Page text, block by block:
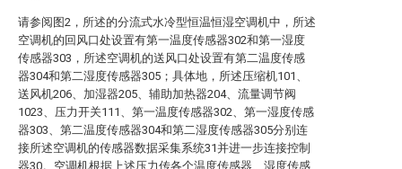
请参阅图2，所述的分流式水冷型恒温恒湿空调机中，所述
空调机的回风口处设置有第一温度传感器302和第一湿度
传感器303，所述空调机的送风口处设置有第二温度传感
器304和第二湿度传感器305；具体地，所述压缩机101、
送风机206、加湿器205、辅助加热器204、流量调节阀
1023、压力开关111、第一温度传感器302、第一湿度传感
器303、第二温度传感器304和第二湿度传感器305分别连
接所述空调机的传感器数据采集系统31并进一步连接控制
器30。空调机根据上述压力传各个温度传感器、湿度传感